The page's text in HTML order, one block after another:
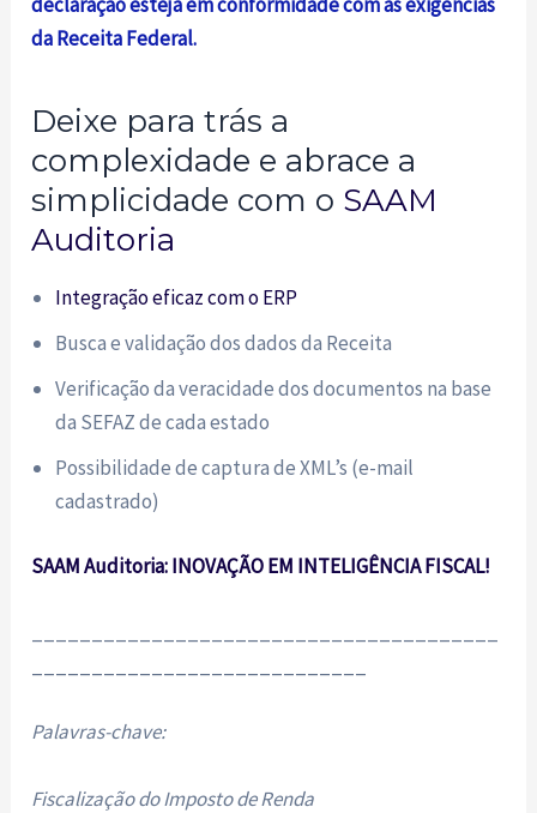
da Receita Federal.
Deixe para trás a
complexidade e abrace a
simplicidade com o SAAM
Auditoria
Integração eficaz com o ERP
Busca e validação dos dados da Receita
Verificação da veracidade dos documentos na base
da SEFAZ de cada estado
Possibilidade de captura de XML’s (e-mail
cadastrado)
SAAM Auditoria: INOVAÇÃO EM INTELIGÊNCIA FISCAL!
Palavras-chave:
Fiscalização do Imposto de Renda